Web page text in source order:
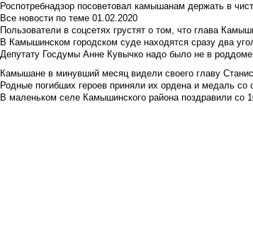
Роспотребнадзор посоветовал камышанам держать в
Все новости по теме 01.02.2020
Пользователи в соцсетях грустят о том, что глава
В Камышинском городском суде находятся сразу два
Депутату Госдумы Анне Кувычко надо было не в
Камышане в минувший месяц видели своего главу
Родные погибших героев приняли их ордена и медаль
В маленьком селе Камышинского района поздравили со